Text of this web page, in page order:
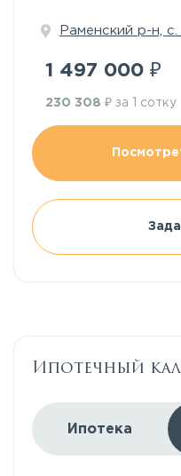
Раменский р-н,
1 497 000 ₽
230 308 ₽ за 1 сотку
Ипотечный
Ипотека